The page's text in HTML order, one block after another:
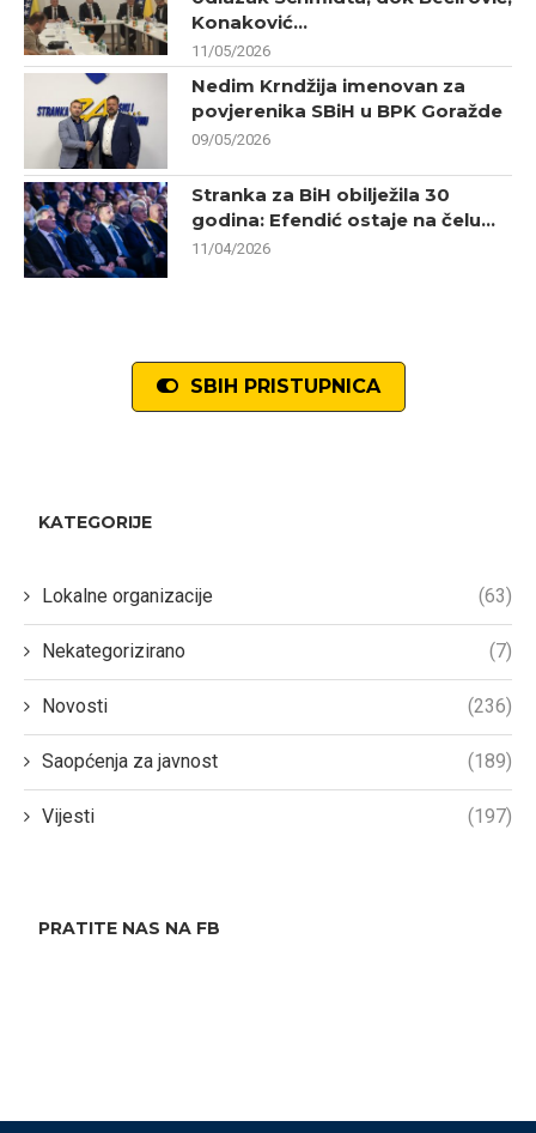
Konaković...
11/05/2026
Nedim Krndžija imenovan za
povjerenika SBiH u BPK Goražde
09/05/2026
Stranka za BiH obilježila 30
godina: Efendić ostaje na čelu...
11/04/2026
SBIH PRISTUPNICA
KATEGORIJE
Lokalne organizacije (63)
Nekategorizirano (7)
Novosti (236)
Saopćenja za javnost (189)
Vijesti (197)
PRATITE NAS NA FB